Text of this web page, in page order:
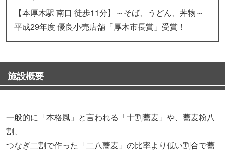
【本厚木駅 南口 徒歩11分】～そば、うどん、丼物～
平成29年度 優良小売店舗「厚木市長賞」受賞！
施設概要
一般的に「本格風」と言われる「十割蕎麦」や、蕎麦粉八
割、
つなぎ二割で作った「二八蕎麦」の比率より低い割合で蕎